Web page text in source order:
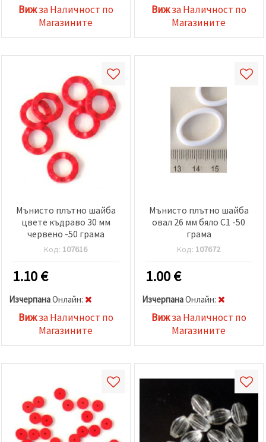
Вижза Наличност по
Магазините
Вижза Наличност по
Магазините
Мънисто плътно шайба
цвете къдраво 30 мм
червено -50 грама
Код: 107616
1.10€
ИзчерпанаOнлайн:
Вижза Наличност по
Магазините
Мънисто плътно шайба
овал 26 мм бяло C1 -50
грама
Код: 107672
1.00€
ИзчерпанаOнлайн:
Вижза Наличност по
Магазините